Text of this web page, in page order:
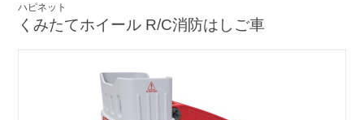
ハピネット
くみたてホイール R/C消防はしご車